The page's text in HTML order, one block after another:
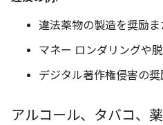
違法薬物の製造を奨励ま
マネー ロンダリングや
デジタル著作権侵害の奨
アルコール、タバコ、